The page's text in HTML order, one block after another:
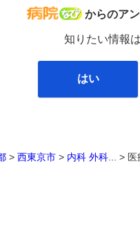
病院なび
からのア
知りたい情報
はい
> 西東京市 > 内科 外科 ... >